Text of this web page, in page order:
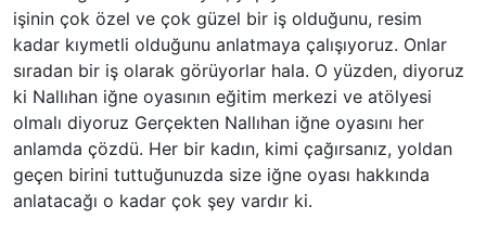
işinin çok özel ve çok güzel bir iş olduğunu, resim
kadar kıymetli olduğunu anlatmaya çalışıyoruz. Onlar
sıradan bir iş olarak görüyorlar hala. O yüzden, diyoruz
ki Nallıhan iğne oyasının eğitim merkezi ve atölyesi
olmalı diyoruz Gerçekten Nallıhan iğne oyasını her
anlamda çözdü. Her bir kadın, kimi çağırsanız, yoldan
geçen birini tuttuğunuzda size iğne oyası hakkında
anlatacağı o kadar çok şey vardır ki.